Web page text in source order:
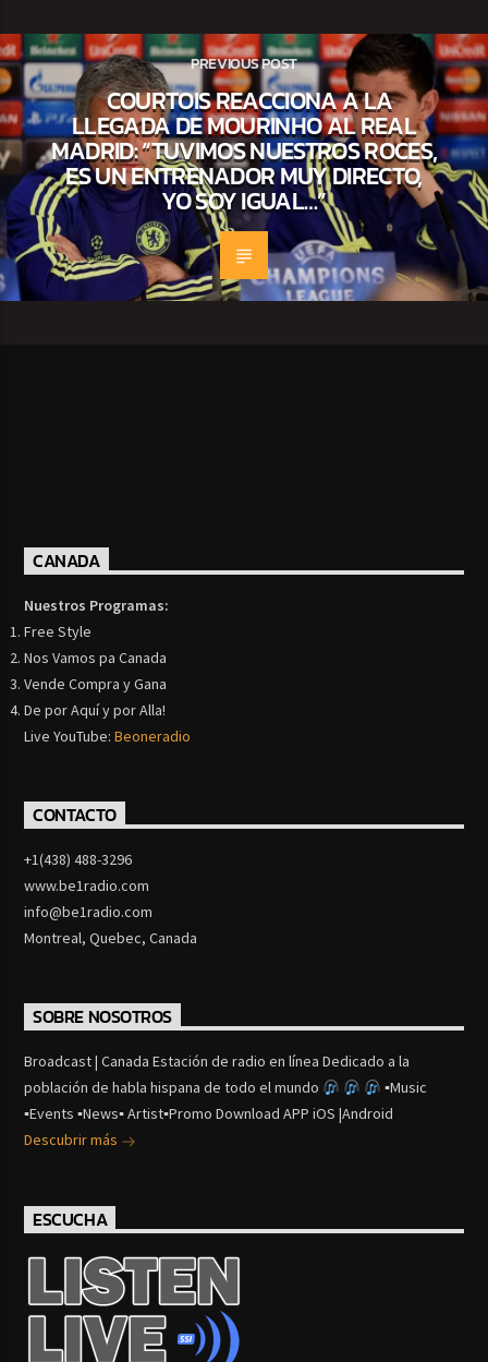
PREVIOUS POST
COURTOIS REACCIONA A LA
LLEGADA DE MOURINHO AL REAL
MADRID: “TUVIMOS NUESTROS ROCES,
ES UN ENTRENADOR MUY DIRECTO,
YO SOY IGUAL…”
CANADA
Nuestros Programas:
Free Style
Nos Vamos pa Canada
Vende Compra y Gana
De por Aquí y por Alla!
Live YouTube:Beoneradio
CONTACTO
+1(438) 488-3296
www.be1radio.com
info@be1radio.com
Montreal, Quebec, Canada
SOBRE NOSOTROS
Broadcast | Canada Estación de radio en línea Dedicado a la
población de habla hispana de todo el mundo
▪Music
▪Events ▪News▪ Artist▪Promo Download APP iOS |Android
Descubrir más
ESCUCHA